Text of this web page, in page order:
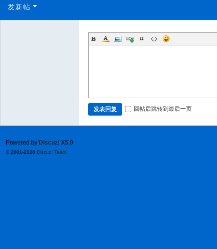
发新帖
发表回复 回帖后跳转到最后一页
Powered by Discuz! X5.0
© 2001-2026 Discuz! Team